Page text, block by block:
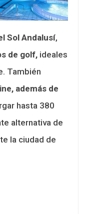
Sol Andalusí,
de golf, ideales
También
además de
hasta 380
alternativa de
la ciudad de